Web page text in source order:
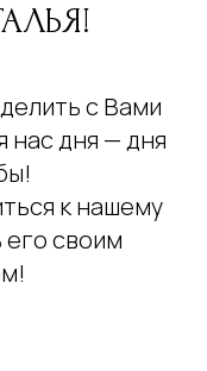
с Вами
нас дня — дня
к нашему
его своим